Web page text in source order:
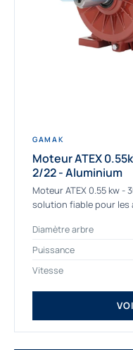
GAMAK
Moteur ATEX
2/22 - Aluminium
Moteur ATEX 0.55 kw -
solution fiable pour les
Diamètre arbre
Puissance
Vitesse